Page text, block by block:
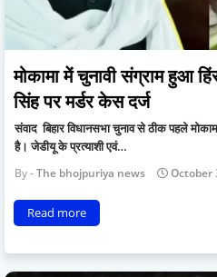
मोकामा में चुनावी संग्राम हुआ
सिंह पर मर्डर केस दर्ज
संवाद बिहार विधानसभा चुनाव से ठीक पहले
है। जेडीयू के प्रत्याशी एवं…
The bhojpuriya news October
Read more